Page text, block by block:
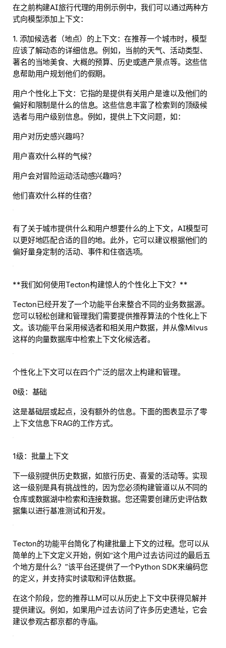
在之前构建AI旅行代理的用例示例中，我们可以通过两种方
式向模型添加上下文：
1. 添加候选者（地点）的上下文：在推荐一个城市时，模型
应该了解动态的详细信息。例如，当前的天气、活动类型、
著名的当地美食、大概的预算、历史或遗产景点等。这些信
息帮助用户规划他们的假期。
用户个性化上下文：它指的是提供有关用户是谁以及他们的
偏好和限制是什么的信息。这些信息丰富了检索到的顶级候
选者与用户级别信息。例如，提供上下文问题，如：
用户对历史感兴趣吗？
用户喜欢什么样的气候？
用户会对冒险运动活动感兴趣吗？
他们喜欢什么样的住宿？
有了关于城市提供什么和用户想要什么的上下文，AI模型可
以更好地匹配合适的目的地。此外，它可以建议根据他们的
偏好量身定制的活动、事件和住宿选项。
**我们如何使用Tecton构建惊人的个性化上下文？**
Tecton已经开发了一个功能平台来整合不同的业务数据源。
您可以轻松创建和管理我们需要提供推荐算法的个性化上下
文。该功能平台采用候选者和相关用户数据，并从像Milvus
这样的向量数据库中检索上下文化候选者。
个性化上下文可以在四个广泛的层次上构建和管理。
0级：基础
这是基础层或起点，没有额外的信息。下面的图表显示了零
上下文信息下RAG的工作方式。
1级：批量上下文
下一级别提供历史数据，如旅行历史、喜爱的活动等。实现
这一级别是具有挑战性的，因为您必须构建管道以从不同的
仓库或数据湖中检索和连接数据。您还需要创建历史评估数
据集以进行基准测试和开发。
Tecton的功能平台简化了构建批量上下文的过程。您可以从
简单的上下文定义开始，例如“这个用户过去访问过的最后五
个地方是什么？”该平台还提供了一个Python SDK来编码您
的定义，并支持实时读取和评估数据。
在这个阶段，您的推荐LLM可以从历史上下文中获得见解并
提供建议。例如，如果用户过去访问了许多历史遗址，它会
建议参观古都京都的寺庙。